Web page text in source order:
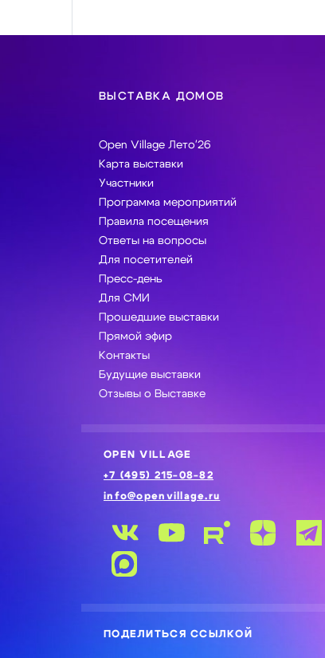
ВЫСТАВКА ДОМОВ
Open Village Лето'26
Карта выставки
Участники
Программа мероприятий
Правила посещения
Ответы на вопросы
Для посетителей
Пресс-день
Для СМИ
Прошедшие выставки
Прямой эфир
Контакты
Будущие выставки
Отзывы о Выставке
OPEN VILLAGE
+7 (495) 215-08-82
info@openvillage.ru
ПОДЕЛИТЬСЯ ССЫЛКОЙ